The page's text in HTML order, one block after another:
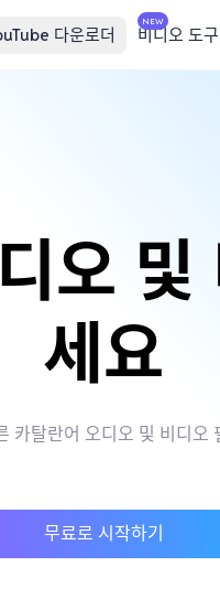
다운로더
NEW
비디오 도구
오
세요
카탈란어 오디오 및 비디오
무료로 시작하기